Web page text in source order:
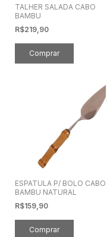
TALHER SALADA CABO
BAMBU
R$219,90
ESPATULA P/ BOLO CABO
BAMBU NATURAL
R$159,90